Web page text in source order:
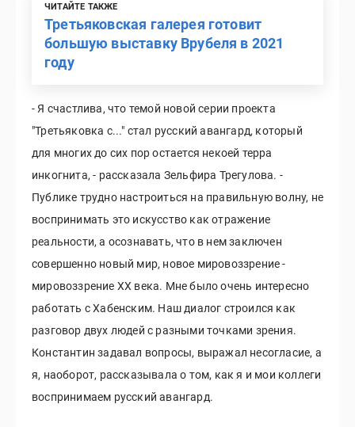
ЧИТАЙТЕ ТАКЖЕ
Третьяковская галерея готовит
большую выставку Врубеля в 2021
году
- Я счастлива, что темой новой серии проекта
"Третьяковка с..." стал русский авангард, который
для многих до сих пор остается некоей терра
инкогнита, - рассказала Зельфира Трегулова. -
Публике трудно настроиться на правильную волну, не
воспринимать это искусство как отражение
реальности, а осознавать, что в нем заключен
совершенно новый мир, новое мировоззрение -
мировоззрение ХХ века. Мне было очень интересно
работать с Хабенским. Наш диалог строился как
разговор двух людей с разными точками зрения.
Константин задавал вопросы, выражал несогласие, а
я, наоборот, рассказывала о том, как я и мои коллеги
воспринимаем русский авангард.